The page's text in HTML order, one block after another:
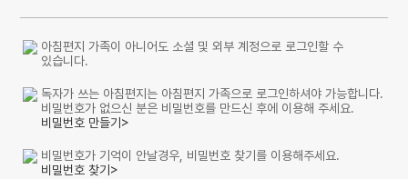
아침편지 가족이 아니어도 소셜 및 외부 계정으로 로그인할 수
있습니다.
독자가 쓰는 아침편지는 아침편지 가족으로 로그인하셔야 가능합니다.
비밀번호가 없으신 분은 비밀번호를 만드신 후에 이용해 주세요.
비밀번호 만들기>
비밀번호가 기억이 안날경우, 비밀번호 찾기를 이용해주세요.
비밀번호 찾기>